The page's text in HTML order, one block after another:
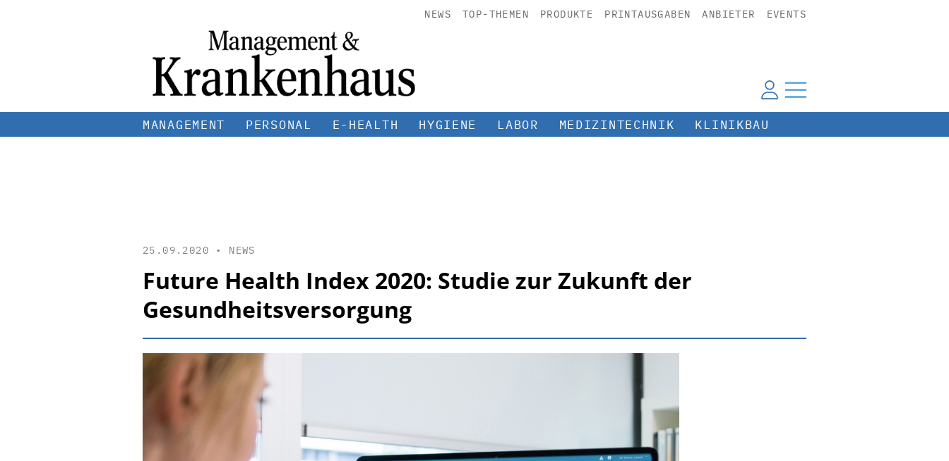
NEWS TOP-THEMEN PRODUKTE PRINTAUSGABEN ANBIETER EVENTS
MANAGEMENT PERSONAL E-HEALTH HYGIENE LABOR MEDIZINTECHNIK KLINIKBAU
25.09.2020 • NEWS
Future Health Index 2020: Studie zur Zukunft der
Gesundheitsversorgung